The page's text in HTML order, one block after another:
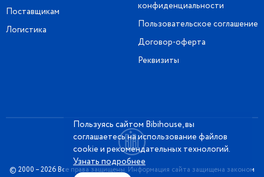
Поставщикам
Логистика
конфиденциальности
Пользовательское соглашение
Договор-оферта
Реквизиты
© 2000 – 2026 Все права защищены. Информация сайта защищена законом
Пользуясь сайтом Bibihouse, вы
соглашаетесь на использование файлов
cookie и рекомендательных технологий.
Узнать подробнее